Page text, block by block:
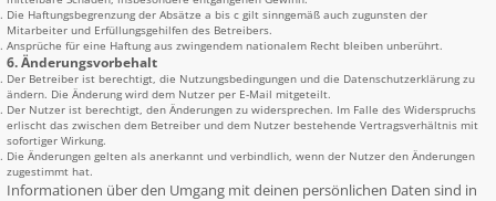
Die Haftungsbegrenzung der Absätze a bis c gilt sinngemäß auch zugunsten der
Mitarbeiter und Erfüllungsgehilfen des Betreibers.
Ansprüche für eine Haftung aus zwingendem nationalem Recht bleiben unberührt.
6. Änderungsvorbehalt
Der Betreiber ist berechtigt, die Nutzungsbedingungen und die Datenschutzerklärung zu
ändern. Die Änderung wird dem Nutzer per E-Mail mitgeteilt.
Der Nutzer ist berechtigt, den Änderungen zu widersprechen. Im Falle des Widerspruchs
erlischt das zwischen dem Betreiber und dem Nutzer bestehende Vertragsverhältnis mit
sofortiger Wirkung.
Die Änderungen gelten als anerkannt und verbindlich, wenn der Nutzer den Änderungen
zugestimmt hat.
Informationen über den Umgang mit deinen persönlichen Daten sind in